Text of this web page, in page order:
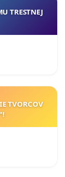
TRESTNEJ
TVORCOV